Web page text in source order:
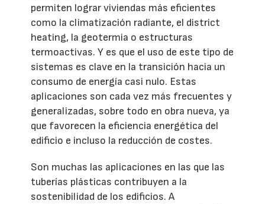
permiten lograr viviendas más eficientes
como la climatización radiante, el district
heating, la geotermia o estructuras
termoactivas. Y es que el uso de este tipo de
sistemas es clave en la transición hacia un
consumo de energía casi nulo. Estas
aplicaciones son cada vez más frecuentes y
generalizadas, sobre todo en obra nueva, ya
que favorecen la eficiencia energética del
edificio e incluso la reducción de costes.
Son muchas las aplicaciones en las que las
tuberías plásticas contribuyen a la
sostenibilidad de los edificios. A